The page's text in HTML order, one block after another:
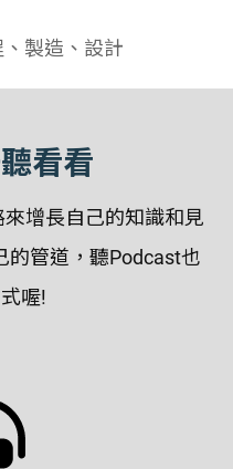
、 製造 、 設計
看看
增長自己的知識和見
的管道，聽Podcast也
喔!